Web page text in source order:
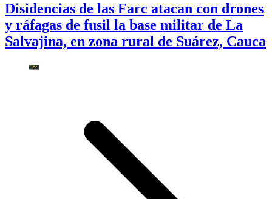
Disidencias de las Farc atacan con drones
y ráfagas de fusil la base militar de La
Salvajina, en zona rural de Suárez, Cauca